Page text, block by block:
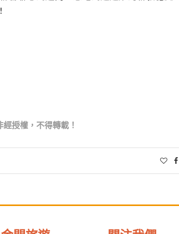
經授權，不得轉載！